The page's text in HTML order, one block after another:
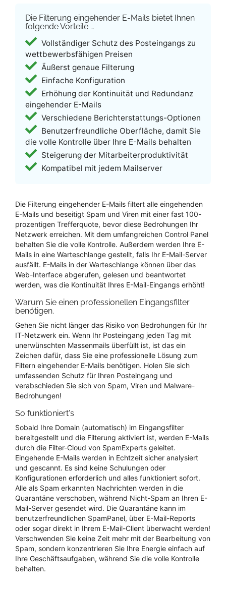
Die Filterung eingehender E-Mails bietet Ihnen
folgende Vorteile …
Vollständiger Schutz des Posteingangs zu
wettbewerbsfähigen Preisen
Äußerst genaue Filterung
Einfache Konfiguration
Erhöhung der Kontinuität und Redundanz
eingehender E-Mails
Verschiedene Berichterstattungs-Optionen
Benutzerfreundliche Oberfläche, damit Sie
die volle Kontrolle über Ihre E-Mails behalten
Steigerung der Mitarbeiterproduktivität
Kompatibel mit jedem Mailserver
Die Filterung eingehender E-Mails filtert alle eingehenden
E-Mails und beseitigt Spam und Viren mit einer fast 100-
prozentigen Trefferquote, bevor diese Bedrohungen Ihr
Netzwerk erreichen. Mit dem umfangreichen Control Panel
behalten Sie die volle Kontrolle. Außerdem werden Ihre E-
Mails in eine Warteschlange gestellt, falls Ihr E-Mail-Server
ausfällt. E-Mails in der Warteschlange können über das
Web-Interface abgerufen, gelesen und beantwortet
werden, was die Kontinuität Ihres E-Mail-Eingangs erhöht!
Warum Sie einen professionellen Eingangsfilter
benötigen.
Gehen Sie nicht länger das Risiko von Bedrohungen für Ihr
IT-Netzwerk ein. Wenn Ihr Posteingang jeden Tag mit
unerwünschten Massenmails überfüllt ist, ist das ein
Zeichen dafür, dass Sie eine professionelle Lösung zum
Filtern eingehender E-Mails benötigen. Holen Sie sich
umfassenden Schutz für Ihren Posteingang und
verabschieden Sie sich von Spam, Viren und Malware-
Bedrohungen!
So funktioniert's
Sobald Ihre Domain (automatisch) im Eingangsfilter
bereitgestellt und die Filterung aktiviert ist, werden E-Mails
durch die Filter-Cloud von SpamExperts geleitet.
Eingehende E-Mails werden in Echtzeit sicher analysiert
und gescannt. Es sind keine Schulungen oder
Konfigurationen erforderlich und alles funktioniert sofort.
Alle als Spam erkannten Nachrichten werden in die
Quarantäne verschoben, während Nicht-Spam an Ihren E-
Mail-Server gesendet wird. Die Quarantäne kann im
benutzerfreundlichen SpamPanel, über E-Mail-Reports
oder sogar direkt in Ihrem E-Mail-Client überwacht werden!
Verschwenden Sie keine Zeit mehr mit der Bearbeitung von
Spam, sondern konzentrieren Sie Ihre Energie einfach auf
Ihre Geschäftsaufgaben, während Sie die volle Kontrolle
behalten.